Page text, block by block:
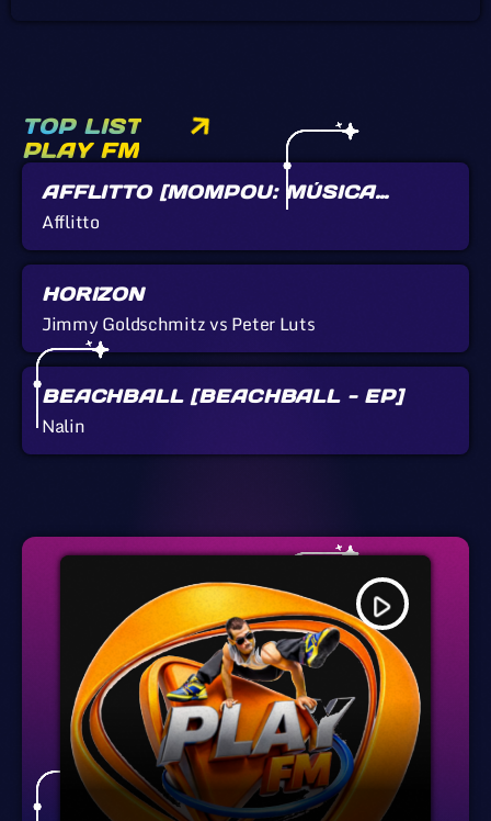
TOP LIST
PLAY FM
AFFLITTO [MOMPOU: MÚSICA
CALLADA]
Afflitto
HORIZON
Jimmy Goldschmitz vs Peter Luts
BEACHBALL [BEACHBALL - EP]
Nalin
play_arrow